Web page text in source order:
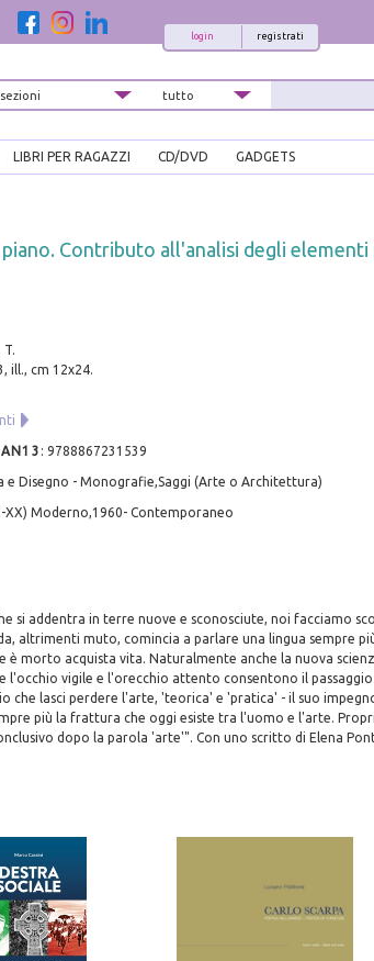
registrati
login
LIBRI PER RAGAZZI CD/DVD GADGETS
Contributo all'analisi degli
T.
ill., cm 12x24.
: 9788867231539
Disegno - Monografie,Saggi (Arte o Architettura)
XX) Moderno,1960- Contemporaneo
si addentra in terre nuove e sconosciute, noi facciamo
altrimenti muto, comincia a parlare una lingua sempre
è morto acquista vita. Naturalmente anche la nuova
l'occhio vigile e l'orecchio attento consentono il
che lasci perdere l'arte, 'teorica' e 'pratica' - il suo
più la frattura che oggi esiste tra l'uomo e l'arte.
dopo la parola 'arte'". Con uno scritto di Elena